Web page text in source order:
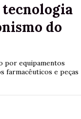
tecnologia
do
por equipamentos
farmacêuticos e peças